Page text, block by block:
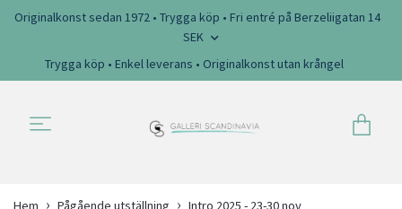
Originalkonst sedan 1972 • Trygga köp • Fri entré på Berzeliigatan 14
SEK
Trygga köp • Enkel leverans • Originalkonst utan krångel
Hem Pågående utställning
Intro 2025 - 23-30 nov